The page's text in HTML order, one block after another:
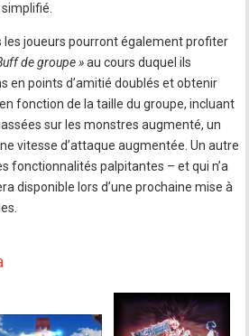
les joueurs pourront également profiter
de groupe »au cours duquel ils
en points d’amitié doublés et obtenir
fonction de la taille du groupe, incluant
sur les monstres augmenté, un
vitesse d’attaque augmentée. Un autre
fonctionnalités palpitantes – et qui n’a
disponible lors d’une prochaine mise à